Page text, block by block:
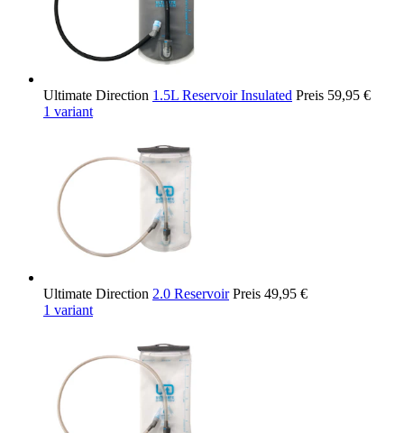
Ultimate Direction 1.5L Reservoir Insulated Preis 59,95 €
1 variant
Ultimate Direction 2.0 Reservoir Preis 49,95 €
1 variant